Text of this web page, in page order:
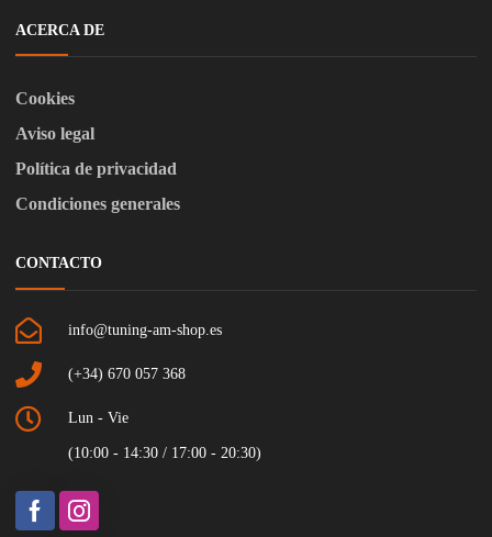
ACERCA DE
Cookies
Aviso legal
Política de privacidad
Condiciones generales
CONTACTO
info@tuning-am-shop.es
(+34) 670 057 368
Lun - Vie
(10:00 - 14:30 / 17:00 - 20:30)